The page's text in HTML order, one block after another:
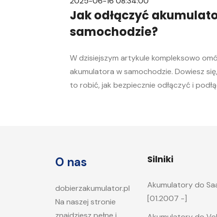
Jak odłączyć
samochodzie?
W dzisiejszym artykule kompleksowo
akumulatora w samochodzie. Dowiesz
to robić, jak bezpiecznie odłączyć i
O nas
dobierzakumulator.pl
Na naszej stronie
Silniki
Akumulatory do
[01.2007 -]